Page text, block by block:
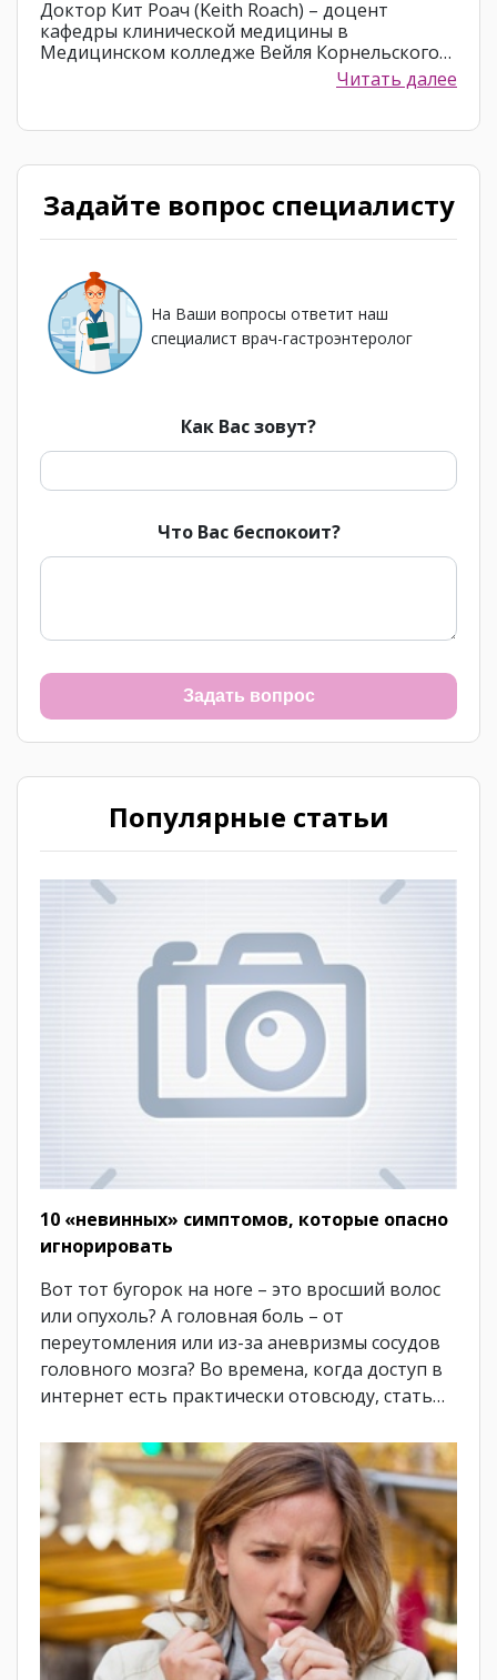
Доктор Кит Роач (Keith Roach) – доцент
кафедры клинической медицины в
Медицинском колледже Вейля Корнельского…
Читать далее
Задайте вопрос специалисту
На Ваши вопросы ответит наш
специалист врач-гастроэнтеролог
Как Вас зовут?
Что Вас беспокоит?
Задать вопрос
Популярные статьи
10 «невинных» симптомов, которые опасно
игнорировать
Вот тот бугорок на ноге – это вросший волос
или опухоль? А головная боль – от
переутомления или из-за аневризмы сосудов
головного мозга? Во времена, когда доступ в
интернет есть практически отовсюду, стать…